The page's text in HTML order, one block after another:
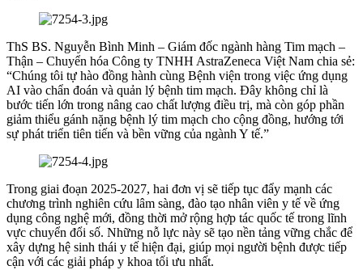
ThS BS. Nguyễn Bình Minh – Giám đốc ngành hàng Tim mạch –
Thận – Chuyển hóa Công ty TNHH AstraZeneca Việt Nam chia sẻ:
“Chúng tôi tự hào đồng hành cùng Bệnh viện trong việc ứng dụng
AI vào chẩn đoán và quản lý bệnh tim mạch. Đây không chỉ là
bước tiến lớn trong nâng cao chất lượng điều trị, mà còn góp phần
giảm thiểu gánh nặng bệnh lý tim mạch cho cộng đồng, hướng tới
sự phát triển tiên tiến và bền vững của ngành Y tế.”
Trong giai đoạn 2025-2027, hai đơn vị sẽ tiếp tục đẩy mạnh các
chương trình nghiên cứu lâm sàng, đào tạo nhân viên y tế về ứng
dụng công nghệ mới, đồng thời mở rộng hợp tác quốc tế trong lĩnh
vực chuyển đổi số. Những nỗ lực này sẽ tạo nền tảng vững chắc để
xây dựng hệ sinh thái y tế hiện đại, giúp mọi người bệnh được tiếp
cận với các giải pháp y khoa tối ưu nhất.